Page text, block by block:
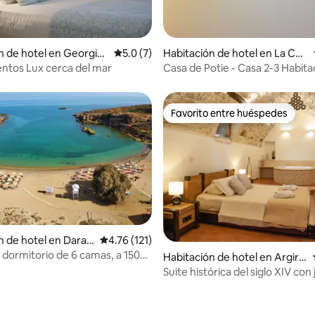
5.0 de 5; 5 evaluaciones
de hotel en Georgio
Calificación promedio: 5.0 de 5; 7
5.0 (7)
Lux cerca del mar
Habitación de hotel en La Can
ea
Casa de Potie - Casa 2-3
de hotel en Darat
Calificación promedio: 4.76 de 5; 121
4.76 (121)
dormitorio de 6 camas, a 150
Favorito entre huéspedes
Favorito entre huéspedes
Habitación de hotel en Argiro
upoli
Suite histórica del siglo XIV con